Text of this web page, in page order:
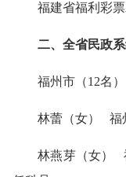
福建省福利彩票
二、全省民政系
福州市（12名）
林蕾（女） 福州
林燕芽（女） 福